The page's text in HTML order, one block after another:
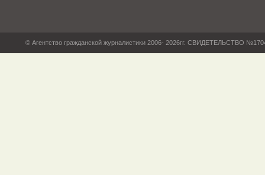
© Агентство гражданской журналистики 2006- 2026гг. СВИДЕТЕЛЬСТВО